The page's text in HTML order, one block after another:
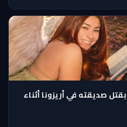
صديقته في أريزونا أثناء